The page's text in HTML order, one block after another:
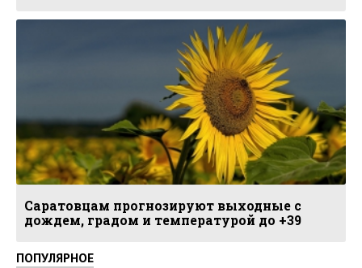
Саратовцам прогнозируют выходные с
дождем, градом и температурой до +39
ПОПУЛЯРНОЕ